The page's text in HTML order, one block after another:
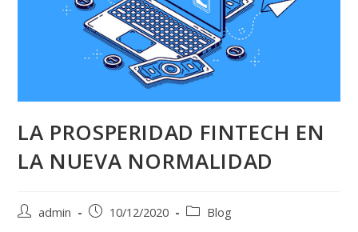
LA PROSPERIDAD FINTECH EN
LA NUEVA NORMALIDAD
admin 10/12/2020 Blog